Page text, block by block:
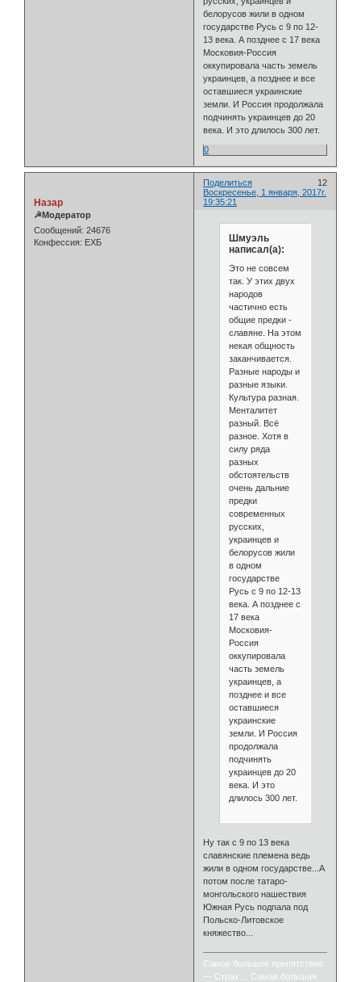
белорусов жили в одном
государстве Русь с 9 по 12-
13 века. А позднее с 17 века
Московия-Россия
оккупировала часть земель
украинцев, а позднее и все
оставшиеся украинские
земли. И Россия продолжала
подчинять украинцев до 20
века. И это длилось 300 лет.
0
Поделиться
12
Воскресенье, 1 января, 2017г.
19:35:21
Назар
☭Модератор
Сообщений: 24676
Конфессия: ЕХБ
Шмуэль
написал(а):
Это не совсем
так. У этих двух
народов
частично есть
общие предки -
славяне. На этом
некая общность
заканчивается.
Разные народы и
разные языки.
Культура разная.
Менталитет
разный. Всё
разное. Хотя в
силу ряда
разных
обстоятельств
очень дальние
предки
современных
русских,
украинцев и
белорусов жили
в одном
государстве
Русь с 9 по 12-13
века. А позднее с
17 века
Московия-
Россия
оккупировала
часть земель
украинцев, а
позднее и все
оставшиеся
украинские
земли. И Россия
продолжала
подчинять
украинцев до 20
века. И это
длилось 300 лет.
Ну так с 9 по 13 века
славянские племена ведь
жили в одном государстве...А
потом после татаро-
монгольского нашествия
Южная Русь подпала под
Польско-Литовское
княжество...
Самое большое препятствие
— Страх… Самая большая